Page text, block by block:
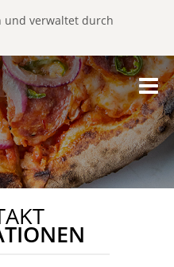
und verwaltet durch